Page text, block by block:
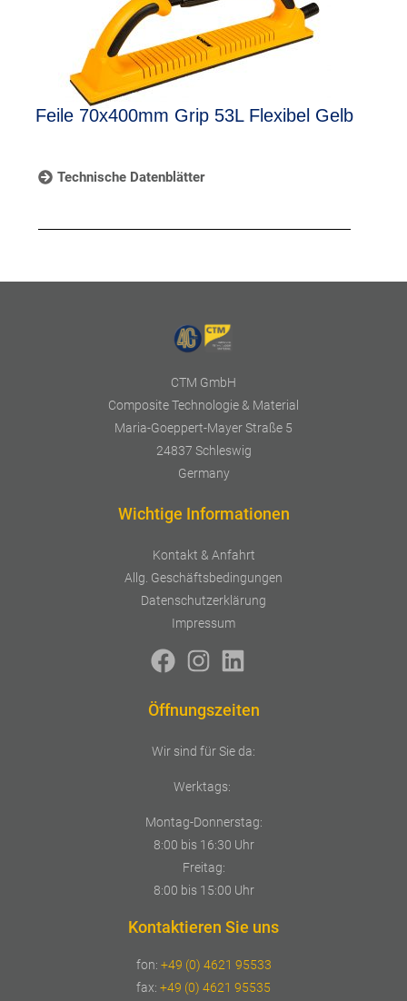
Feile 70x400mm Grip 53L Flexibel Gelb
Technische Datenblätter
CTM GmbH
Composite Technologie & Material
Maria-Goeppert-Mayer Straße 5
24837 Schleswig
Germany
Wichtige Informationen
Kontakt & Anfahrt
Allg. Geschäftsbedingungen
Datenschutzerklärung
Impressum
Öffnungszeiten
Wir sind für Sie da:
Werktags:
Montag-Donnerstag:
8:00 bis 16:30 Uhr
Freitag:
8:00 bis 15:00 Uhr
Kontaktieren Sie uns
fon: +49 (0) 4621 95533
fax: +49 (0) 4621 95535